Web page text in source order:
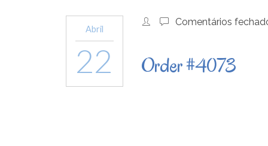
Abril
22
Comentários
Order #4073